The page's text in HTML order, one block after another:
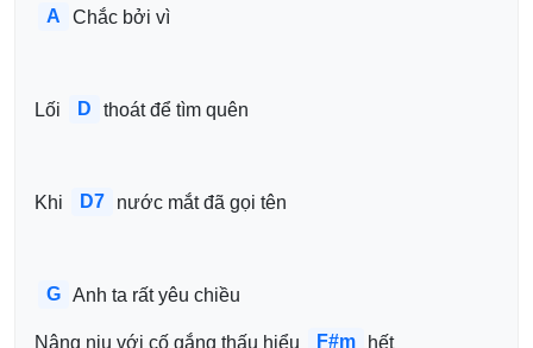
A Chắc bởi vì
Lối D thoát để tìm quên
Khi D7 nước mắt đã gọi tên
G Anh ta rất yêu chiều
Nâng niu với cố gắng thấu hiểu F#m hết